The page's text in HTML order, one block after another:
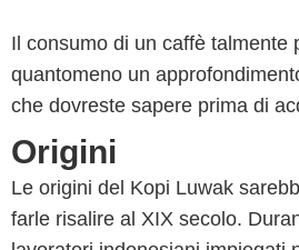
Il consumo di un caffè talmente
quantomeno un
che dovreste sapere prima di
Origini
Le origini del Kopi Luwak
farle risalire al XIX secolo.